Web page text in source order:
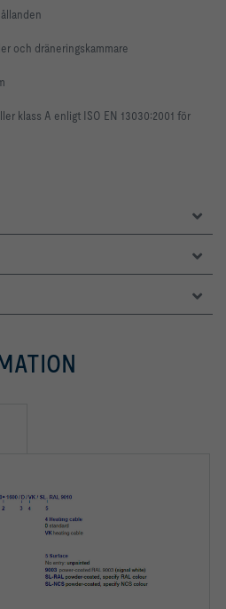
och dräneringskammare
klass A enligt ISO EN 13030:2001 för